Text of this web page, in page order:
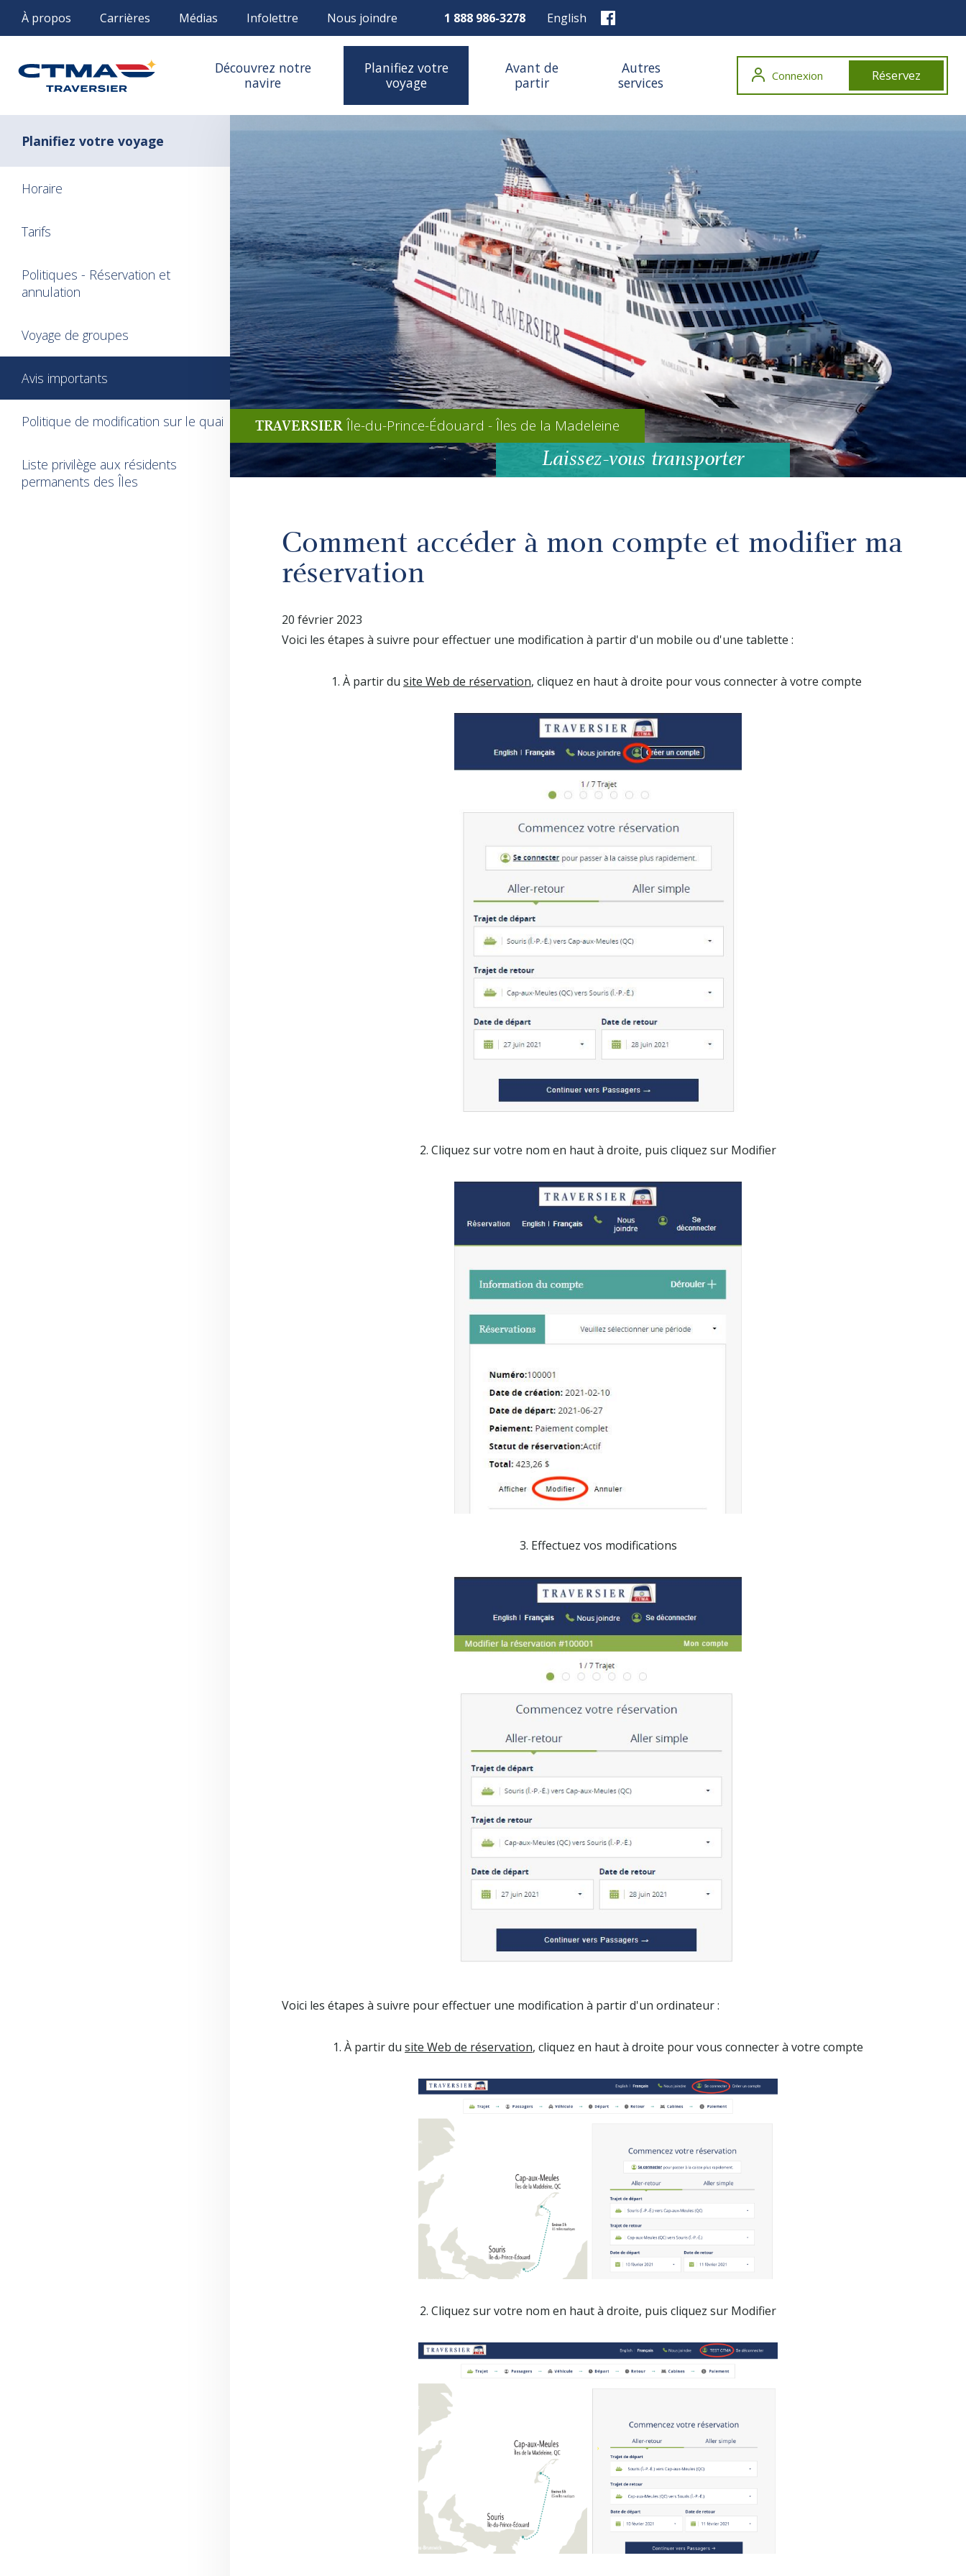
À propos Carrières Médias Infolettre Nous joindre English
1 888 986-3278
Découvrez notre
navire
Planifiez votre
voyage
Avant de
partir
Autres
services
Connexion Réservez
Planifiez votre voyage
Horaire
Tarifs
Politiques - Réservation et
annulation
Voyage de groupes
Avis importants
Politique de modification sur le quai
Liste privilège aux résidents
permanents des Îles
TRAVERSIER Île-du-Prince-Édouard - Îles de la Madeleine
Laissez-vous transporter
Comment accéder à mon compte et modifier ma
réservation
20 février 2023
Voici les étapes à suivre pour effectuer une modification à partir d'un mobile ou d'une tablette :
1. À partir du site Web de réservation, cliquez en haut à droite pour vous connecter à votre compte
2. Cliquez sur votre nom en haut à droite, puis cliquez sur Modifier
3. Effectuez vos modifications
Voici les étapes à suivre pour effectuer une modification à partir d'un ordinateur :
1. À partir du site Web de réservation, cliquez en haut à droite pour vous connecter à votre compte
2. Cliquez sur votre nom en haut à droite, puis cliquez sur Modifier